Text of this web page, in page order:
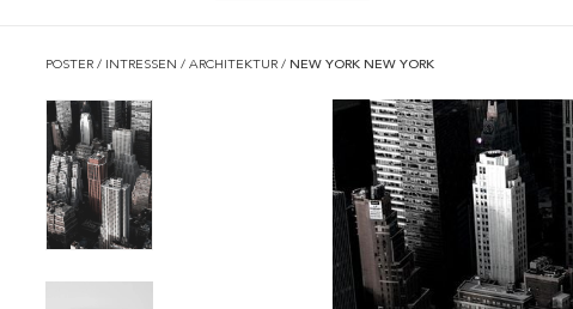
POSTER / INTRESSEN / ARCHITEKTUR / NEW YORK NEW YORK